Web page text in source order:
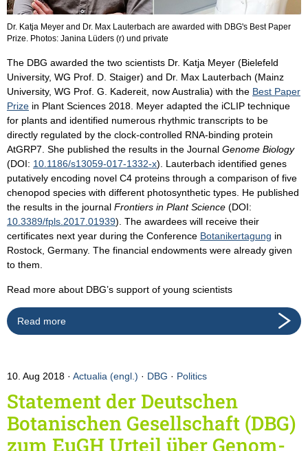
Dr. Katja Meyer and Dr. Max Lauterbach are awarded with DBG's Best Paper
Prize. Photos: Janina Lüders (r) und private
The DBG awarded the two scientists Dr. Katja Meyer (Bielefeld
University, WG Prof. D. Staiger) and Dr. Max Lauterbach (Mainz
University, WG Prof. G. Kadereit, now Australia) with the Best Paper
Prize in Plant Sciences 2018. Meyer adapted the iCLIP technique
for plants and identified numerous rhythmic transcripts to be
directly regulated by the clock-controlled RNA-binding protein
AtGRP7. She published the results in the Journal Genome Biology
(DOI: 10.1186/s13059-017-1332-x). Lauterbach identified genes
putatively encoding novel C4 proteins through a comparison of five
chenopod species with different photosynthetic types. He published
the results in the journal Frontiers in Plant Science (DOI:
10.3389/fpls.2017.01939). The awardees will receive their
certificates next year during the Conference Botanikertagung in
Rostock, Germany. The financial endowments were already given
to them.
Read more about DBG’s support of young scientists
Read more
10. Aug 2018 Actualia (engl.) · DBG · Politics
Statement der Deutschen
Botanischen Gesellschaft (DBG)
zum EuGH Urteil über Genom-